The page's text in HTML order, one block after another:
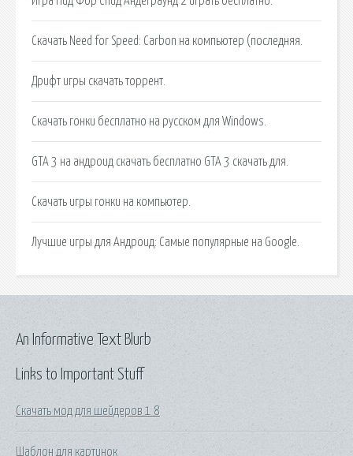
Скачать Need for Speed: Carbon на компьютер (последняя.
Дрифт игры скачать торрент.
Скачать гонки бесплатно на русском для Windows.
GTA 3 на андроид скачать бесплатно GTA 3 скачать для.
Скачать игры гонки на компьютер.
Лучшие игры для Андроид: Самые популярные на Google.
Links to Important Stuff
Скачать мод для шейдеров 1 8
Шаблон для картинок
An Informative Text Blurb